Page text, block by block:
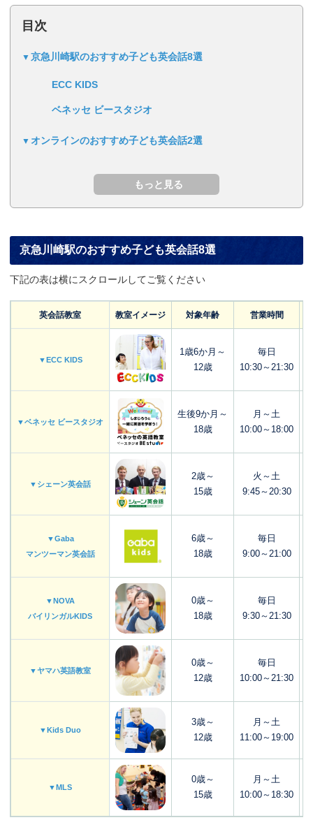
目次
京急川崎駅のおすすめ子ども英会話8選
ECC KIDS
ベネッセ ビースタジオ
オンラインのおすすめ子ども英会話2選
京急川崎駅のおすすめ子ども英会話8選
下記の表は横にスクロールしてご覧ください
英会話教室 教室イメージ 対象年齢 営業時間
▼ECC KIDS
1歳6か月～
12歳
毎日
10:30～21:30
▼ベネッセ ビースタジオ
生後9か月～
18歳
月～土
10:00～18:00
▼シェーン英会話
2歳～
15歳
火～土
9:45～20:30
▼Gaba
マンツーマン英会話
6歳～
18歳
毎日
9:00～21:00
▼NOVA
バイリンガルKIDS
0歳～
18歳
毎日
9:30～21:30
▼ヤマハ英語教室
0歳～
12歳
毎日
10:00～21:30
▼Kids Duo
3歳～
12歳
月～土
11:00～19:00
▼MLS
0歳～
15歳
月～土
10:00～18:30